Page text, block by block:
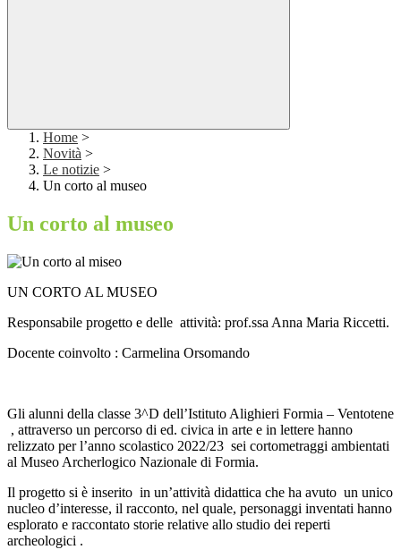
Home >
Novità >
Le notizie >
Un corto al museo
Un corto al museo
UN CORTO AL MUSEO
Responsabile progetto e delle attività: prof.ssa Anna Maria Riccetti.
Docente coinvolto : Carmelina Orsomando
Gli alunni della classe 3^D dell’Istituto Alighieri Formia – Ventotene
, attraverso un percorso di ed. civica in arte e in lettere hanno
relizzato per l’anno scolastico 2022/23 sei cortometraggi ambientati
al Museo Archerlogico Nazionale di Formia.
Il progetto si è inserito in un’attività didattica che ha avuto un unico
nucleo d’interesse, il racconto, nel quale, personaggi inventati hanno
esplorato e raccontato storie relative allo studio dei reperti
archeologici .